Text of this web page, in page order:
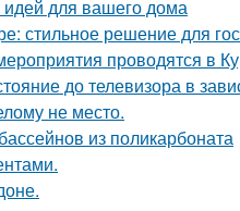
идей для вашего дома
стильное решение для
проводятся в
до телевизора в
не место.
из поликарбоната